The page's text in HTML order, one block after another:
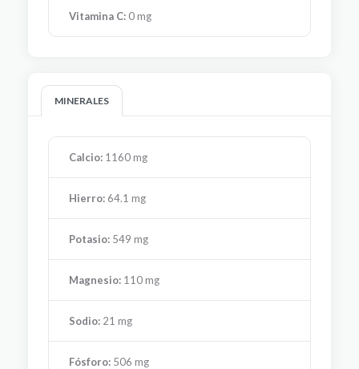
Vitamina C: 0 mg
MINERALES
Calcio: 1160 mg
Hierro: 64.1 mg
Potasio: 549 mg
Magnesio: 110 mg
Sodio: 21 mg
Fósforo: 506 mg